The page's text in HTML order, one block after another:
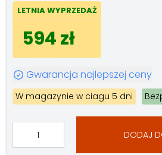
LETNIA WYPRZEDAŻ
594 zł
Gwarancja najlepszej ceny
W magazynie w ciagu 5 dni
DODAJ